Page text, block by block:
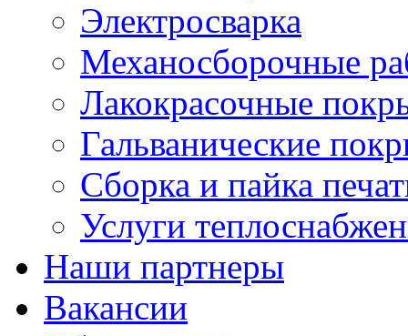
Электросварка
Механосборочные
Лакокрасочные
Гальванические
Сборка и пайка
Услуги
Наши партнеры
Вакансии